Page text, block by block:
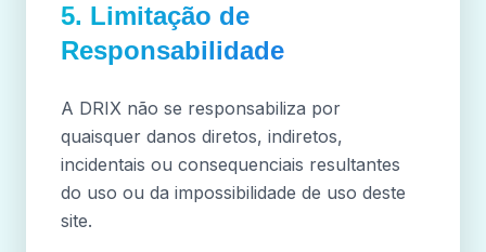
5. Limitação de
Responsabilidade
A DRIX não se responsabiliza por
quaisquer danos diretos, indiretos,
incidentais ou consequenciais resultantes
do uso ou da impossibilidade de uso deste
site.